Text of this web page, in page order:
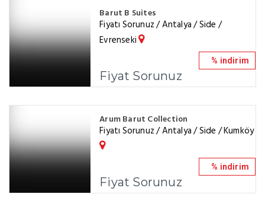
Barut B Suites
Fiyatı Sorunuz / Antalya / Side /
Evrenseki
Fiyat Sorunuz
% indirim
Arum Barut Collection
Fiyatı Sorunuz / Antalya / Side / Kumköy
Fiyat Sorunuz
% indirim